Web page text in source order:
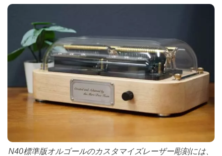
N40標準版オルゴールのカスタマイズレーザー彫刻には、